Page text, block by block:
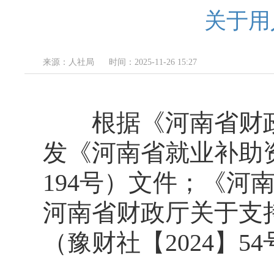
关于
来源：人社局 时间：2025-11-26 15:27
根据《河南省财政
发《河南省就业补助
194号）文件；《河
河南省财政厅关于支
（豫财社【2024】